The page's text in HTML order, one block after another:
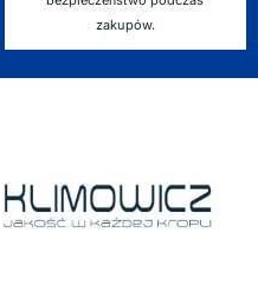
zakupów.